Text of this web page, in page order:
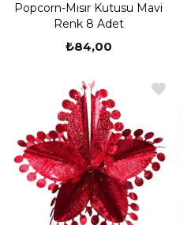
Popcorn-Mısır Kutusu Mavi
Renk 8 Adet
₺84,00